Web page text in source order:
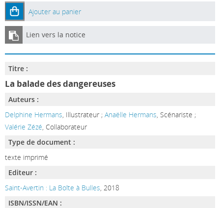
Ajouter au panier
Lien vers la notice
Titre :
La balade des dangereuses
Auteurs :
Delphine Hermans, Illustrateur ; Anaëlle Hermans, Scénariste ;
Valérie Zézé, Collaborateur
Type de document :
texte imprimé
Editeur :
Saint-Avertin : La Boîte à Bulles, 2018
ISBN/ISSN/EAN :